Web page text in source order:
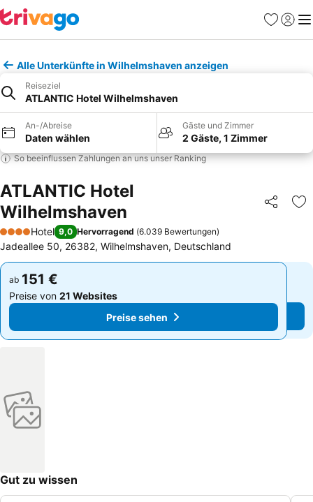
Favoriten
Alle Unterkünfte in Wilhelmshaven anzeigen
Reiseziel
ATLANTIC Hotel Wilhelmshaven
An-/Abreise
Daten wählen
Gäste und Zimmer
2 Gäste, 1 Zimmer
So beeinflussen Zahlungen an uns unser Ranking
ATLANTIC Hotel
Wilhelmshaven
Teilen
4 Sterne
Hotel 9,0 Hervorragend (6.039 Bewertungen)
Jadeallee 50, 26382, Wilhelmshaven, Deutschland
ab 151 €
Preise von 21 Websites
Preise sehen
ab 151 €
Preise von 21 Websites
Preise sehen
Gut zu wissen